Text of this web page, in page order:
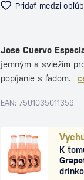
Pridať medzi
K
Jose Cuervo
jemným a sviežim
popíjanie s ľadom.
EAN: 7501035011359